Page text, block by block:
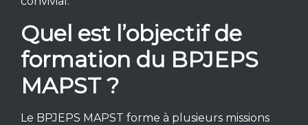
Quel est l’objectif de
formation du BPJEPS
MAPST ?
Le BPJEPS MAPST forme à plusieurs missions